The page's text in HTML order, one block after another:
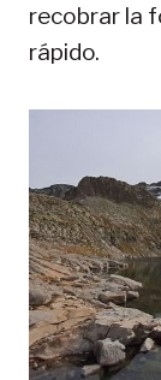
recobrar la
rápido.